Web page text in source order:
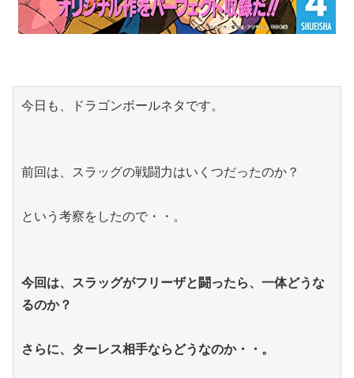
今日も、ドラゴンボールネタです。
前回は、スラッグの戦闘力はいくつだったのか？
という考察をしたので・・。
今回は、スラッグがフリーザと闘ったら、一体どうな
るのか？
さらに、ターレス相手ならどうなのか・・。